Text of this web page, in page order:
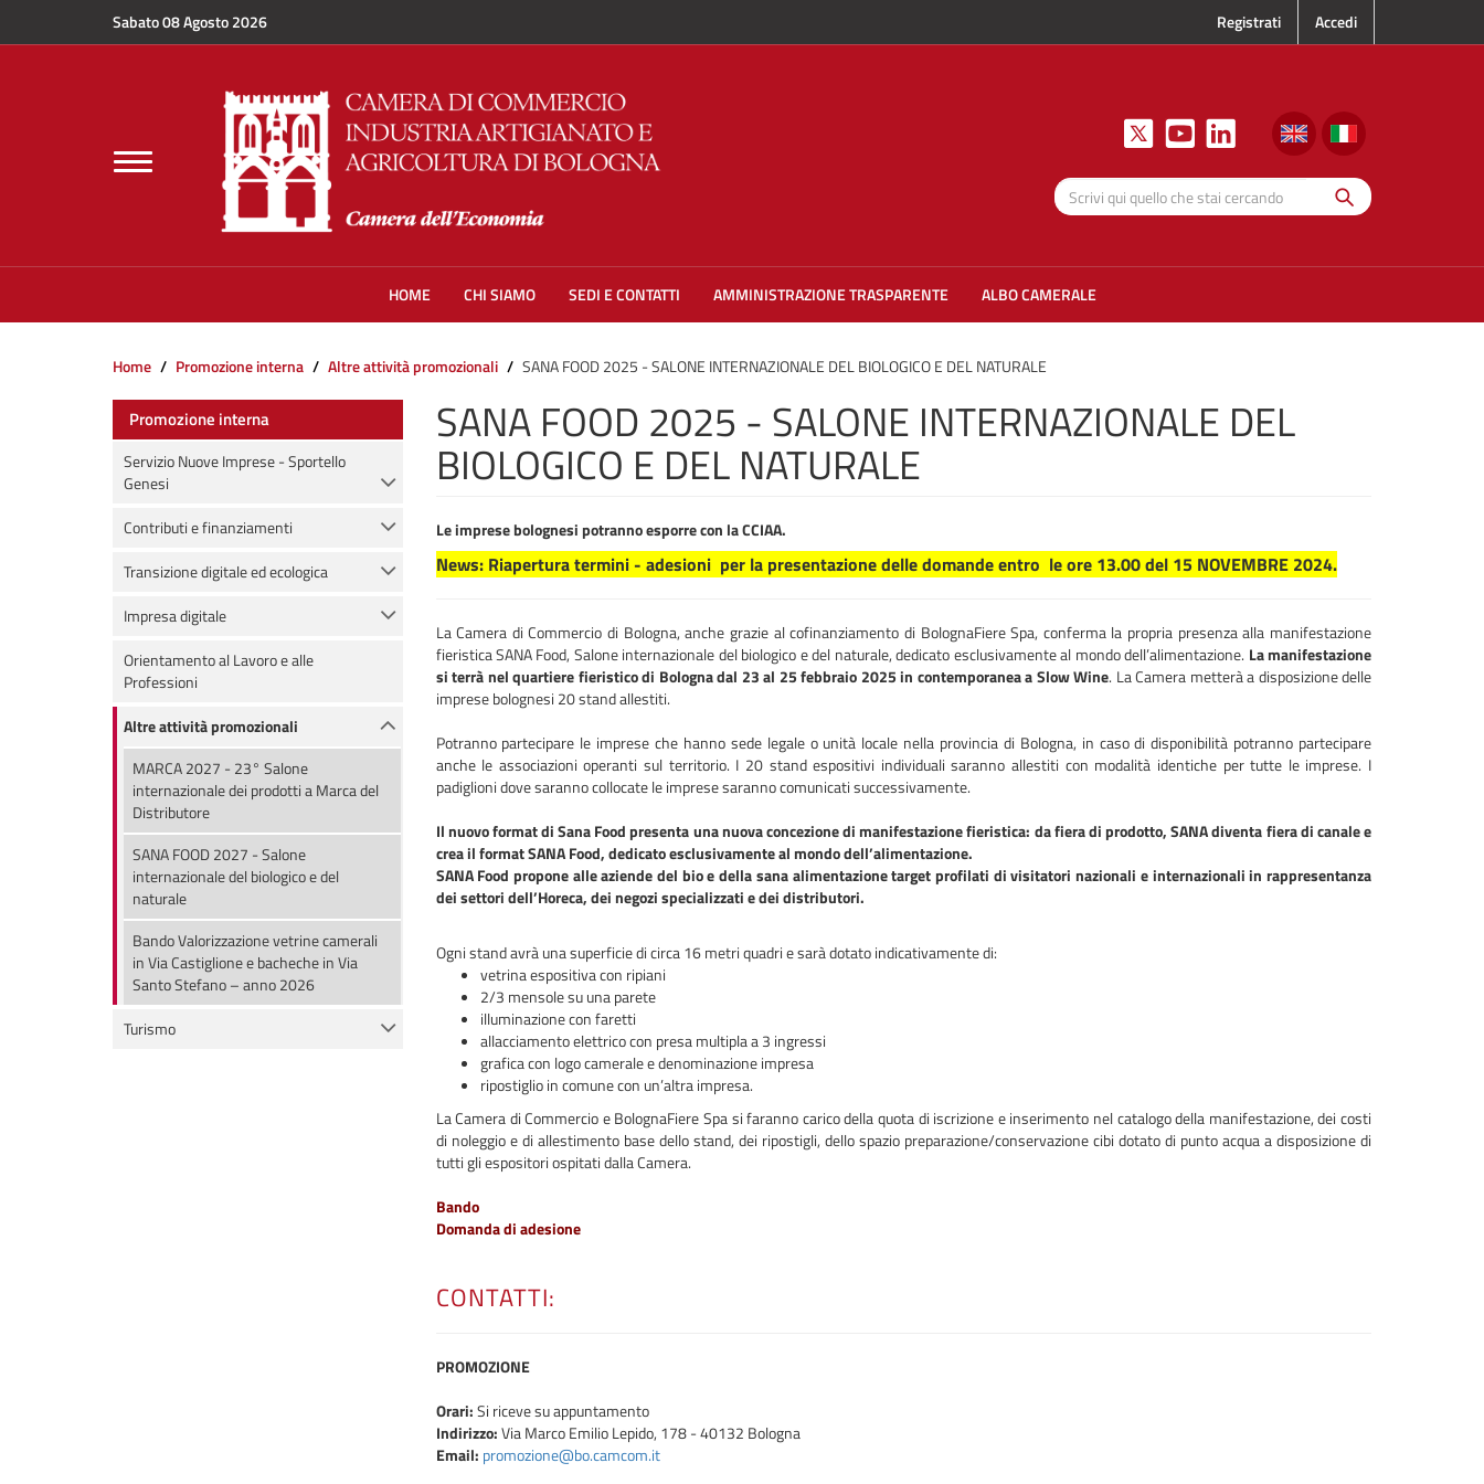
Sabato 08 Agosto 2026 Registrati Accedi
Toggle
navigation
stai
Cerca
HOME CHI SIAMO SEDI E CONTATTI AMMINISTRAZIONE TRASPARENTE ALBO CAMERALE
Home Promozione interna Altre attività promozionali SANA FOOD 2025 - SALONE INTERNAZIONALE DEL BIOLOGICO E DEL NATURALE
Promozione interna
Servizio Nuove Imprese - Sportello
Genesi
Contributi e finanziamenti
Transizione digitale ed ecologica
Impresa digitale
Orientamento al Lavoro e alle
Professioni
Altre attività promozionali
MARCA 2027 - 23° Salone
internazionale dei prodotti a Marca del
Distributore
SANA FOOD 2027 - Salone
internazionale del biologico e del
naturale
Bando Valorizzazione vetrine camerali
in Via Castiglione e bacheche in Via
Santo Stefano – anno 2026
Turismo
SANA FOOD 2025 - SALONE INTERNAZIONALE DEL
BIOLOGICO E DEL NATURALE
Le imprese bolognesi potranno esporre con la CCIAA.
News: Riapertura termini - adesioni per la presentazione delle domande entro le ore 13.00 del 15 NOVEMBRE 2024.
La Camera di Commercio di Bologna, anche grazie al cofinanziamento di BolognaFiere Spa, conferma la propria presenza alla manifestazione
fieristica SANA Food, Salone internazionale del biologico e del naturale, dedicato esclusivamente al mondo dell’alimentazione. La manifestazione
si terrà nel quartiere fieristico di Bologna dal 23 al 25 febbraio 2025 in contemporanea a Slow Wine. La Camera metterà a disposizione delle
imprese bolognesi 20 stand allestiti.
Potranno partecipare le imprese che hanno sede legale o unità locale nella provincia di Bologna, in caso di disponibilità potranno partecipare
anche le associazioni operanti sul territorio. I 20 stand espositivi individuali saranno allestiti con modalità identiche per tutte le imprese. I
padiglioni dove saranno collocate le imprese saranno comunicati successivamente.
Il nuovo format di Sana Food presenta una nuova concezione di manifestazione fieristica: da fiera di prodotto, SANA diventa fiera di canale e
crea il format SANA Food, dedicato esclusivamente al mondo dell’alimentazione.
SANA Food propone alle aziende del bio e della sana alimentazione target profilati di visitatori nazionali e internazionali in rappresentanza
dei settori dell’Horeca, dei negozi specializzati e dei distributori.
Ogni stand avrà una superficie di circa 16 metri quadri e sarà dotato indicativamente di:
vetrina espositiva con ripiani
2/3 mensole su una parete
illuminazione con faretti
allacciamento elettrico con presa multipla a 3 ingressi
grafica con logo camerale e denominazione impresa
ripostiglio in comune con un’altra impresa.
La Camera di Commercio e BolognaFiere Spa si faranno carico della quota di iscrizione e inserimento nel catalogo della manifestazione, dei costi
di noleggio e di allestimento base dello stand, dei ripostigli, dello spazio preparazione/conservazione cibi dotato di punto acqua a disposizione di
tutti gli espositori ospitati dalla Camera.
Bando
Domanda di adesione
CONTATTI:
PROMOZIONE
Orari:Si riceve su appuntamento
Indirizzo:Via Marco Emilio Lepido, 178 - 40132 Bologna
Email: promozione@bo.camcom.it